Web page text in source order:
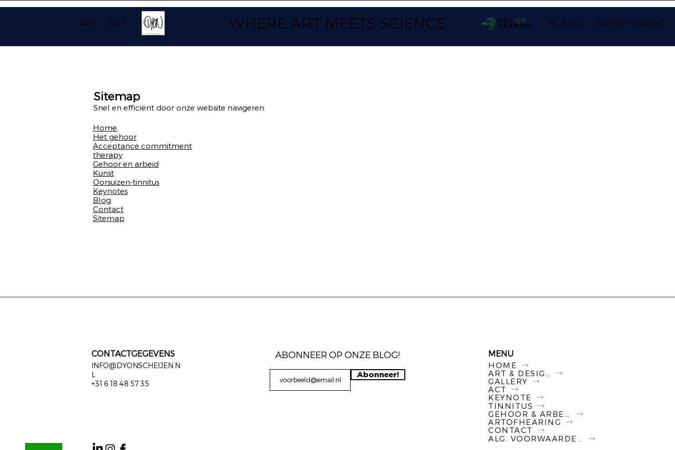
ART ACT WHERE ART MEETS SCIENCE SCIENCE ARTOFHEARING
Sitemap
Snel en efficiënt door onze website navigeren.
Home
Het gehoor
Acceptance commitment
therapy
Gehoor en arbeid
Kunst
Oorsuizen-tinnitus
Keynotes
Blog
Contact
Sitemap
CONTACTGEGEVENS
INFO@DYONSCHEIJEN.N
L
+31 6 18 48 57 35
ABONNEER OP ONZE BLOG!
Abonneer!
MENU
HOME
GALLERY
ACT
KEYNOTE
TINNITUS
ARTOFHEARING
CONTACT